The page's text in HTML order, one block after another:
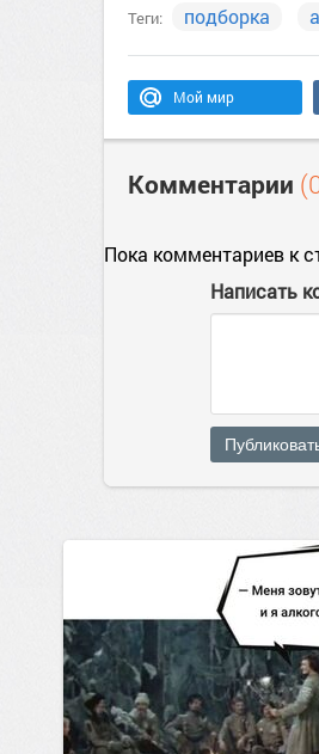
Теги: подборка
Мой мир
Комментарии
Пока комментариев к
Написать